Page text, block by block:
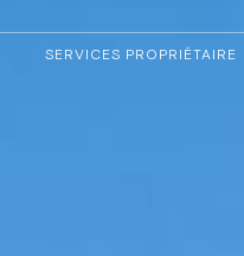
SERVICES PROPRIÉTAIRE